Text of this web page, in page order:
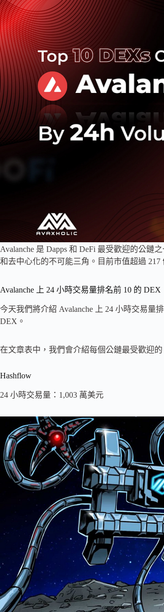
Avalanche 是 Dapps 和 DeFi 最受歡迎的公鏈
和去中心化的不可能三角。目前市值超過
Avalanche 上 24 小時交易量排名前 10 的 DEX
今天我們將介紹 Avalanche 上 24 小時交易量
DEX。
在文章表中，我們會介紹每個公鏈最受歡迎
Hashflow
24 小時交易量：1,003 萬美元